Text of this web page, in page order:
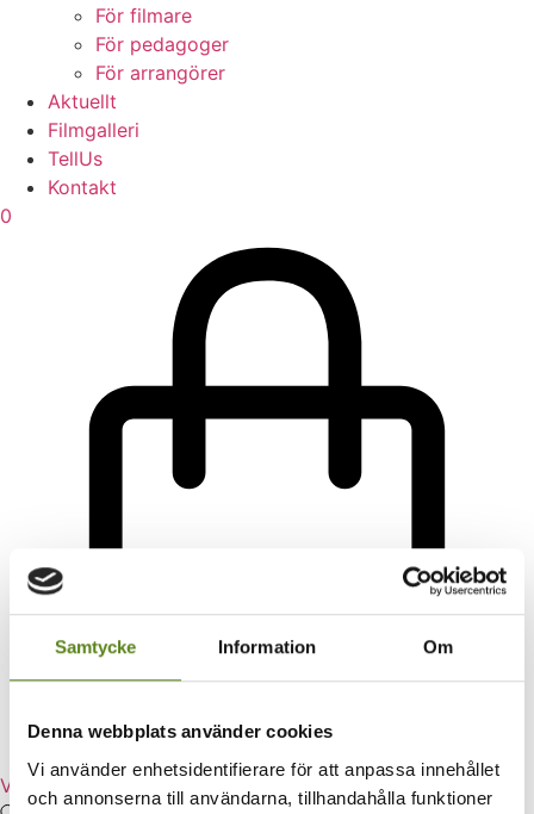
Samtycke Information Om
Denna webbplats använder cookies
Vi använder enhetsidentifierare för att anpassa innehållet
och annonserna till användarna, tillhandahålla funktioner
För filmare
För pedagoger
För arrangörer
Aktuellt
Filmgalleri
TellUs
Kontakt
0
Varukorg